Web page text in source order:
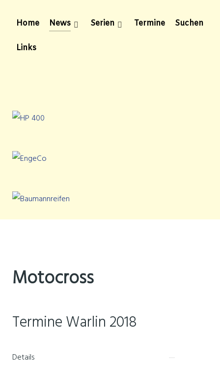
Home News Serien Termine Suchen
Links
Motocross
Termine Warlin 2018
Details